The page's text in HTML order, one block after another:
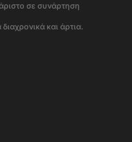
σε συνάρτηση
και άρτια.